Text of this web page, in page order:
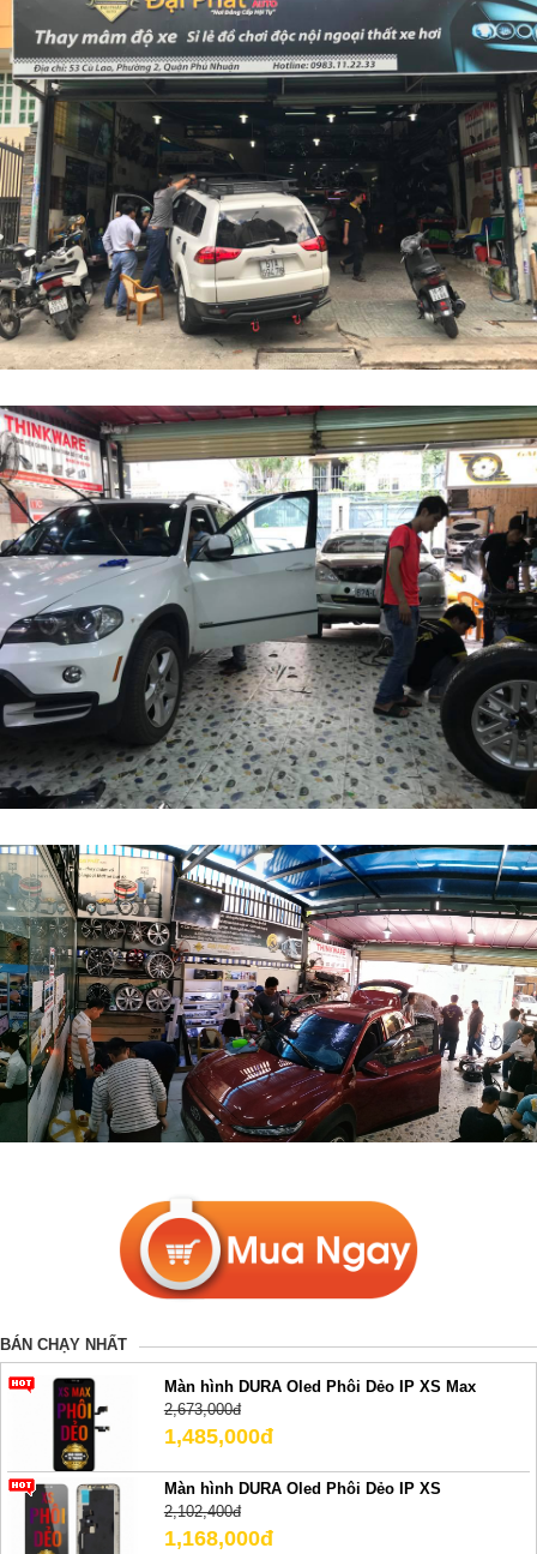
BÁN CHẠY NHẤT
Màn hình DURA Oled Phôi Dẻo IP XS Max
2,673,000đ
1,485,000đ
Màn hình DURA Oled Phôi Dẻo IP XS
2,102,400đ
1,168,000đ